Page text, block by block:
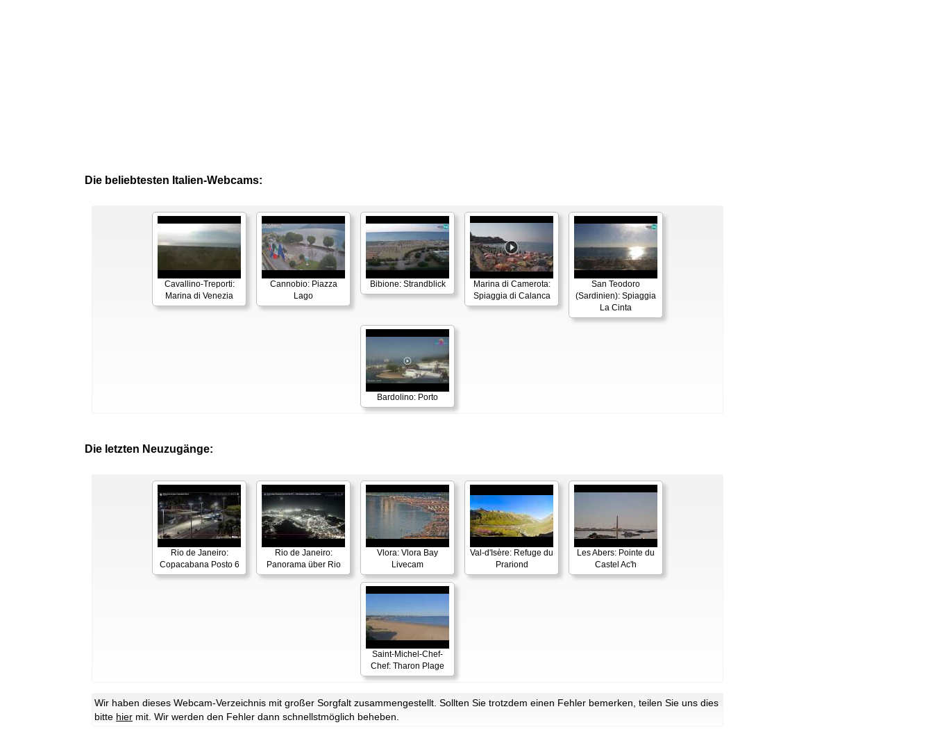
Die beliebtesten Italien-Webcams:
Cavallino-Treporti:
Marina di Venezia
Cannobio: Piazza
Lago
Bibione: Strandblick
Marina di Camerota:
Spiaggia di Calanca
San Teodoro
(Sardinien): Spiaggia
La Cinta
Bardolino: Porto
Die letzten Neuzugänge:
Rio de Janeiro:
Copacabana Posto 6
Rio de Janeiro:
Panorama über Rio
Vlora: Vlora Bay
Livecam
Val-d'Isère: Refuge du
Prariond
Les Abers: Pointe du
Castel Ac'h
Saint-Michel-Chef-
Chef: Tharon Plage
Wir haben dieses Webcam-Verzeichnis mit großer Sorgfalt zusammengestellt. Sollten Sie trotzdem einen Fehler bemerken, teilen Sie uns dies
bitte hier mit. Wir werden den Fehler dann schnellstmöglich beheben.